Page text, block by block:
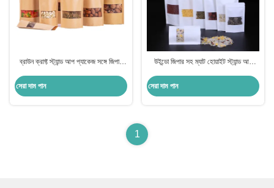
ব্রাউন ক্রাফ্ট স্ট্যান্ড আপ প্যাকেজ সঙ্গে জিপার
সেরা দাম পান
উইন্ডো জিপার সহ ম্যাট হোয়াইট স্ট্যান্ড আপ
সেরা দাম পান
1